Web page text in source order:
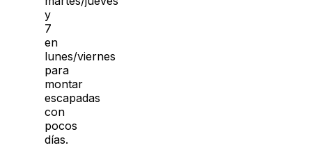
y
7
en
lunes/viernes
para
montar
escapadas
con
pocos
días.